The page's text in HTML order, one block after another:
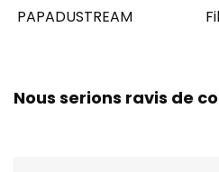
PAPADUSTREAM
Nous serions ravis de